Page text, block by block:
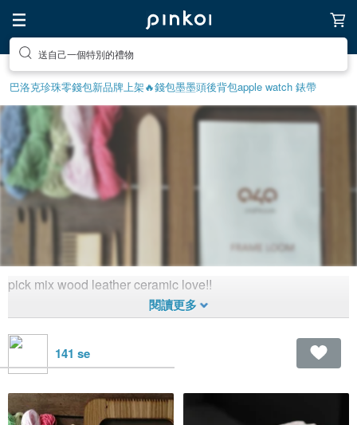
送自己一個特別的禮物
巴洛克珍珠零錢包新品牌上架🔥錢包墨墨頭後背包apple watch 錶帶
long long day
pick mix wood leather ceramic love!!
141 se